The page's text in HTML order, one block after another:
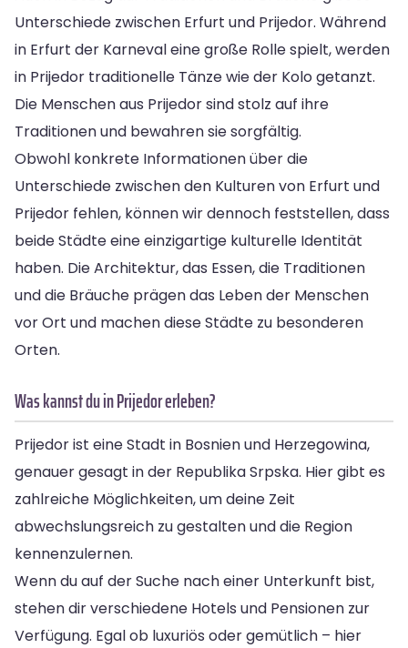
Unterschiede zwischen Erfurt und Prijedor. Während
in Erfurt der Karneval eine große Rolle spielt, werden
in Prijedor traditionelle Tänze wie der Kolo getanzt.
Die Menschen aus Prijedor sind stolz auf ihre
Traditionen und bewahren sie sorgfältig.
Obwohl konkrete Informationen über die
Unterschiede zwischen den Kulturen von Erfurt und
Prijedor fehlen, können wir dennoch feststellen, dass
beide Städte eine einzigartige kulturelle Identität
haben. Die Architektur, das Essen, die Traditionen
und die Bräuche prägen das Leben der Menschen
vor Ort und machen diese Städte zu besonderen
Orten.
Was kannst du in Prijedor erleben?
Prijedor ist eine Stadt in Bosnien und Herzegowina,
genauer gesagt in der Republika Srpska. Hier gibt es
zahlreiche Möglichkeiten, um deine Zeit
abwechslungsreich zu gestalten und die Region
kennenzulernen.
Wenn du auf der Suche nach einer Unterkunft bist,
stehen dir verschiedene Hotels und Pensionen zur
Verfügung. Egal ob luxuriös oder gemütlich – hier